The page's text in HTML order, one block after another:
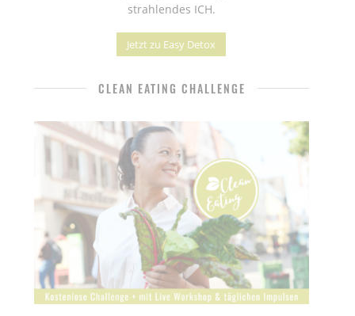
strahlendes ICH.
Jetzt zu Easy Detox
CLEAN EATING CHALLENGE